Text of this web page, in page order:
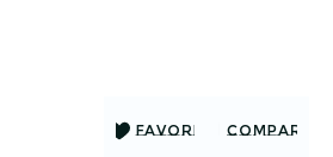
FAVORIS COMPARER